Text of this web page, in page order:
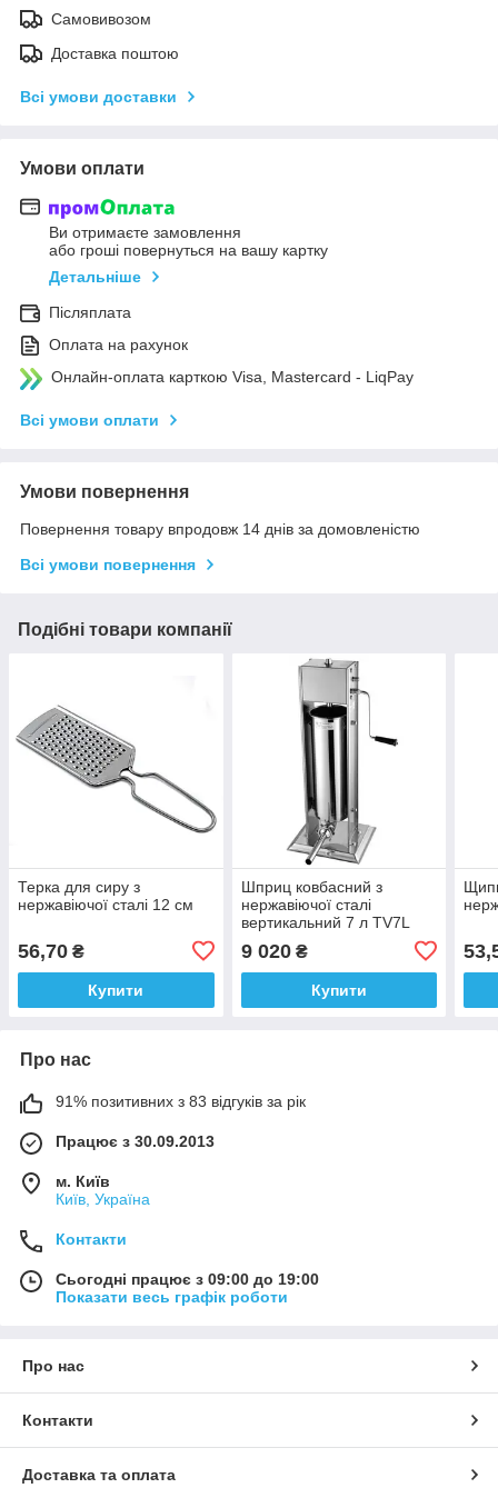
Самовивозом
Доставка поштою
Всі умови доставки
Умови оплати
Ви отримаєте замовлення
або гроші повернуться на вашу картку
Детальніше
Післяплата
Оплата на рахунок
Онлайн-оплата карткою Visa, Mastercard - LiqPay
Всі умови оплати
Умови повернення
Повернення товару впродовж 14 днів за домовленістю
Всі умови повернення
Подібні товари компанії
Терка для сиру з
нержавіючої сталі 12 см
56,70 ₴
Купити
Шприц ковбасний з
нержавіючої сталі
вертикальний 7 л TV7L
9 020₴
Купити
Про нас
91% позитивних з 83 відгуків за рік
Працює з 30.09.2013
м. Київ
Київ, Україна
Контакти
Сьогодні працює з 09:00 до 19:00
Показати весь графік роботи
Про нас
Контакти
Доставка та оплата